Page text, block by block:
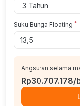
Suku Bunga Floating *
Angsuran selama
Rp30.707.178/